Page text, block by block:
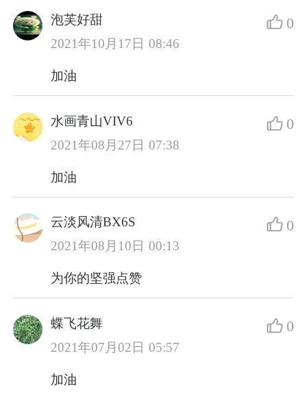
泡芙好甜
2021年10月17日 08:46
0
加油
水画青山VIV6
2021年08月27日 07:38
0
加油
云淡风清BX6S
2021年08月10日 00:13
0
为你的坚强点赞
蝶飞花舞
2021年07月02日 05:57
0
加油